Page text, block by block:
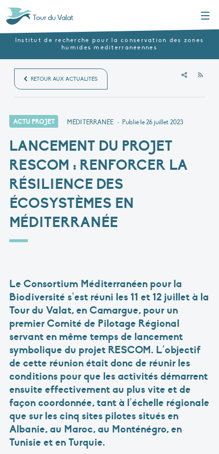
Tour du Valat
Institut de recherche pour la conservation des zones
humides méditerranéennes
RETOUR AUX ACTUALITÉS
ACTU PROJET MÉDITERRANÉE • Publié le26 juillet 2023
LANCEMENT DU PROJET
RESCOM : RENFORCER LA
RÉSILIENCE DES
ÉCOSYSTÈMES EN
MÉDITERRANÉE
Le Consortium Méditerranéen pour la
Biodiversité s’est réuni les 11 et 12 juillet à la
Tour du Valat, en Camargue, pour un
premier Comité de Pilotage Régional
servant en même temps de lancement
symbolique du projet RESCOM. L’objectif
de cette réunion était donc de réunir les
conditions pour que les activités démarrent
ensuite effectivement au plus vite et de
façon coordonnée, tant à l’échelle régionale
que sur les cinq sites pilotes situés en
Albanie, au Maroc, au Monténégro, en
Tunisie et en Turquie.